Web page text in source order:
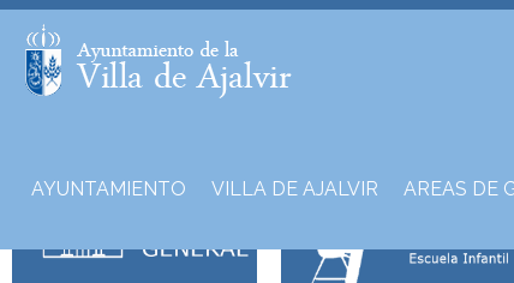
AYUNTAMIENTO VILLA DE AJALVIR AREAS DE